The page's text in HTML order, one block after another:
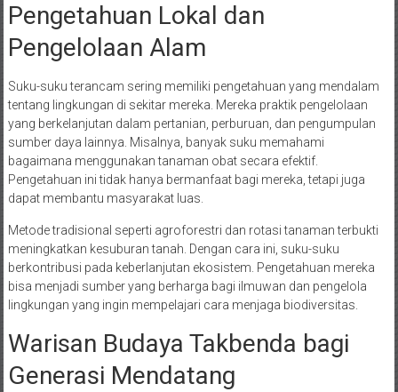
Pengetahuan Lokal dan
Pengelolaan Alam
Suku-suku terancam sering memiliki pengetahuan yang mendalam
tentang lingkungan di sekitar mereka. Mereka praktik pengelolaan
yang berkelanjutan dalam pertanian, perburuan, dan pengumpulan
sumber daya lainnya. Misalnya, banyak suku memahami
bagaimana menggunakan tanaman obat secara efektif.
Pengetahuan ini tidak hanya bermanfaat bagi mereka, tetapi juga
dapat membantu masyarakat luas.
Metode tradisional seperti agroforestri dan rotasi tanaman terbukti
meningkatkan kesuburan tanah. Dengan cara ini, suku-suku
berkontribusi pada keberlanjutan ekosistem. Pengetahuan mereka
bisa menjadi sumber yang berharga bagi ilmuwan dan pengelola
lingkungan yang ingin mempelajari cara menjaga biodiversitas.
Warisan Budaya Takbenda bagi
Generasi Mendatang